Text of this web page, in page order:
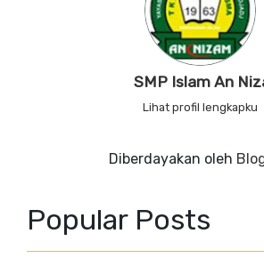
SMP Islam An
Lihat profil lengkapku
Diberdayakan oleh
Popular Posts